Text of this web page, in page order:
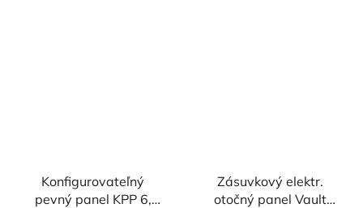
Konfigurovateľný
pevný panel KPP 6,
Zásuvkový elektr.
otočný panel Vault